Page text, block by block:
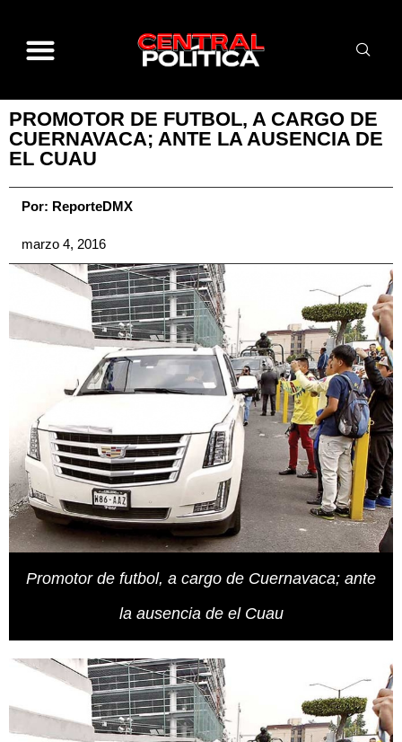
PROMOTOR DE FUTBOL, A CARGO DE
CUERNAVACA; ANTE LA AUSENCIA DE
EL CUAU
Por: ReporteDMX
marzo 4, 2016
Promotor de futbol, a cargo de Cuernavaca; ante
la ausencia de el Cuau